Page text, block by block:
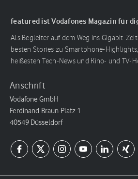
featured ist Vodafones Magazin für
Als Begleiter auf dem Weg ins Gigabit-
besten Stories zu Smartphone-
heißesten Tech-News und Kino- und TV-
Anschrift
Vodafone GmbH
Ferdinand-Braun-Platz 1
40549 Düsseldorf